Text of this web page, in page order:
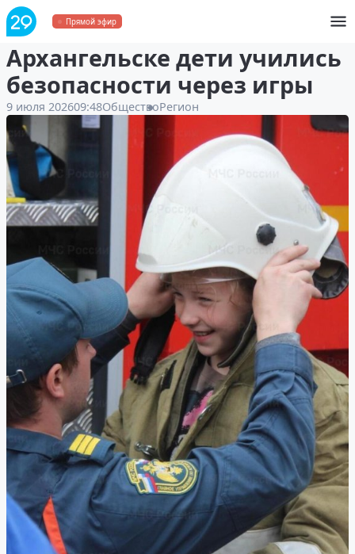
Прямой эфир
На «Семейном пикнике» в
Архангельске дети учились
безопасности через игры
9 июля 202609:48ОбществоРегион